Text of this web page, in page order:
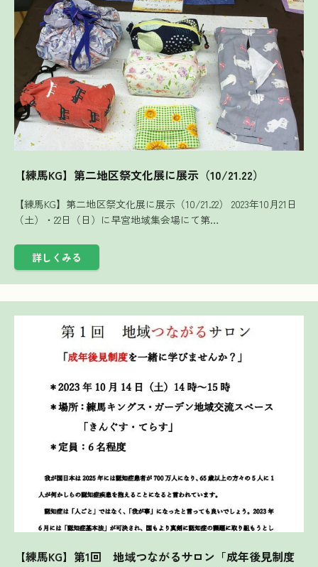
【練馬KG】第二地区祭文化展に展示（10/21.22）
【練馬KG】第二地区祭文化展に展示（10/21.22） 2023年10月21日
（土）・22日（日）に早宮地域集会場にて第…
詳しくみる
【練馬KG】第1回 地域つながるサロン「成年後見制度